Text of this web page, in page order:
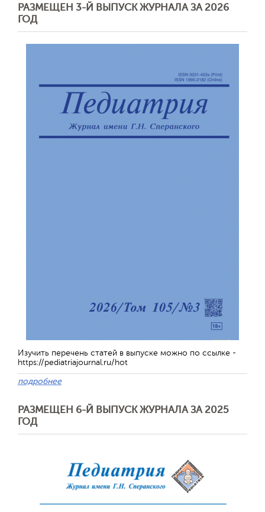
РАЗМЕЩЕН 3-Й ВЫПУСК ЖУРНАЛА ЗА 2026
ГОД
Изучить перечень статей в выпуске можно по ссылке -
https://pediatriajournal.ru/hot
подробнее
РАЗМЕЩЕН 6-Й ВЫПУСК ЖУРНАЛА ЗА 2025
ГОД